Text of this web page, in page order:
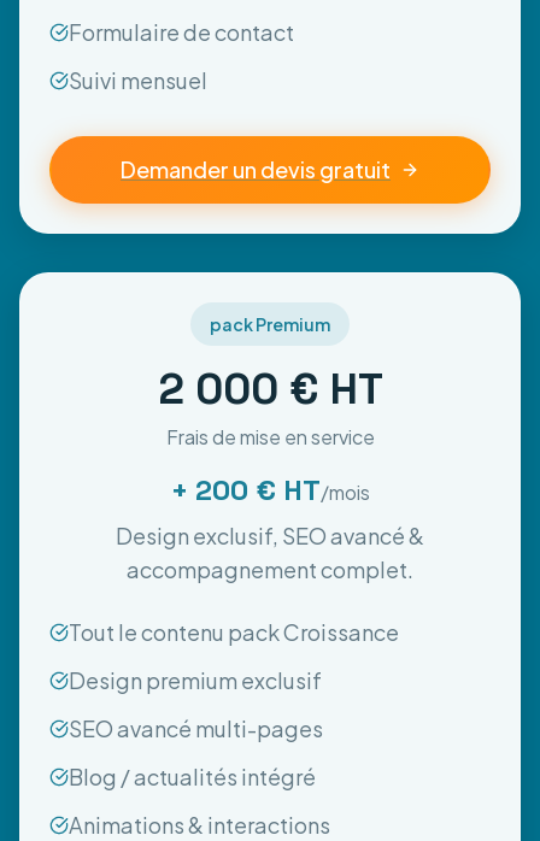
Formulaire de contact
Suivi mensuel
Demander un devis gratuit
pack Premium
2 000 € HT
Frais de mise en service
+ 200 € HT/mois
Design exclusif, SEO avancé &
accompagnement complet.
Tout le contenu pack Croissance
Design premium exclusif
SEO avancé multi-pages
Blog / actualités intégré
Animations & interactions